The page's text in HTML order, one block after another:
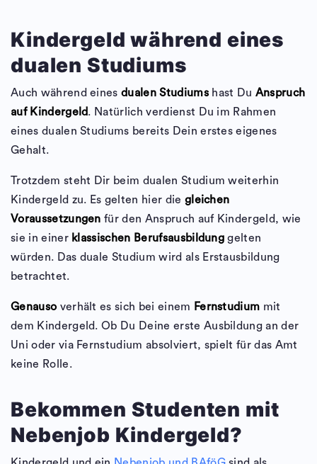
Kindergeld während eines
dualen Studiums
Auch während einesdualen Studiumshast Du Anspruch
auf Kindergeld. Natürlich verdienst Du im Rahmen
eines dualen Studiums bereits Dein erstes eigenes
Gehalt.
Trotzdem steht Dir beim dualen Studium weiterhin
Kindergeld zu. Es gelten hier die gleichen
Voraussetzungen für den Anspruch auf Kindergeld, wie
sie in einer klassischen Berufsausbildung gelten
würden. Das duale Studium wird als Erstausbildung
betrachtet.
Genausoverhält es sich bei einem Fernstudium mit
dem Kindergeld. Ob Du Deine erste Ausbildung an der
Uni oder via Fernstudium absolviert, spielt für das Amt
keine Rolle.
Bekommen Studenten mit
Nebenjob Kindergeld?